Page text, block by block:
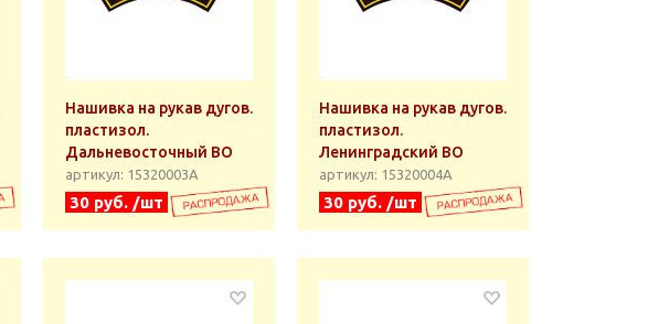
Нашивка на рукав дугов.
пластизол.
Дальневосточный ВО
артикул: 15320003А
30 руб. /шт
Нашивка на рукав дугов.
пластизол.
Ленинградский ВО
артикул: 15320004А
30 руб. /шт